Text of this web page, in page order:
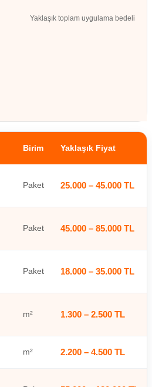
Yaklaşık toplam uygulama bedeli
Birim Yaklaşık Fiyat
Paket 25.000 – 45.000 TL
Paket 45.000 – 85.000 TL
Paket 18.000 – 35.000 TL
m² 1.300 – 2.500 TL
m² 2.200 – 4.500 TL